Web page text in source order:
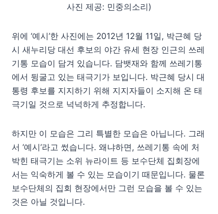
사진 제공: 민중의소리)
위에 ‘예시’한 사진에는 2012년 12월 11일, 박근혜 당
시 새누리당 대선 후보의 야간 유세 현장 인근의 쓰레
기통 모습이 담겨 있습니다. 담뱃재와 함께 쓰레기통
에서 뒹굴고 있는 태극기가 보입니다. 박근혜 당시 대
통령 후보를 지지하기 위해 지지자들이 소지해 온 태
극기일 것으로 넉넉하게 추정합니다.
하지만 이 모습은 그리 특별한 모습은 아닙니다. 그래
서 ‘예시’라고 썼습니다. 왜냐하면, 쓰레기통 속에 처
박힌 태극기는 소위 뉴라이트 등 보수단체 집회장에
서는 익숙하게 볼 수 있는 모습이기 때문입니다. 물론
보수단체의 집회 현장에서만 그런 모습을 볼 수 있는
것은 아닐 것입니다.